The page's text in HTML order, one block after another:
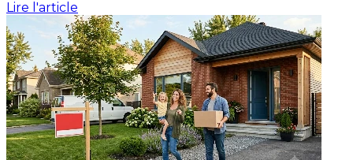
Lire l'article